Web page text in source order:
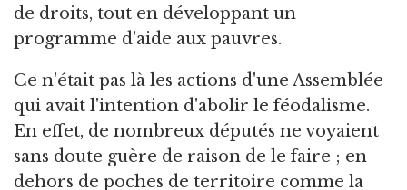
de droits, tout en développant un
programme d'aide aux pauvres.
Ce n'était pas là les actions d'une Assemblée
qui avait l'intention d'abolir le féodalisme.
En effet, de nombreux députés ne voyaient
sans doute guère de raison de le faire ; en
dehors de poches de territoire comme la